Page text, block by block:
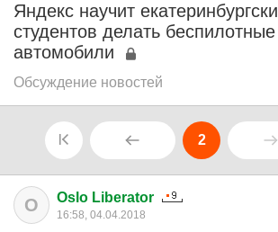
Яндекс научит
студентов делать беспилотные
автомобили
Обсуждение новостей
2
O Oslo Liberator
16:58, 04.04.2018